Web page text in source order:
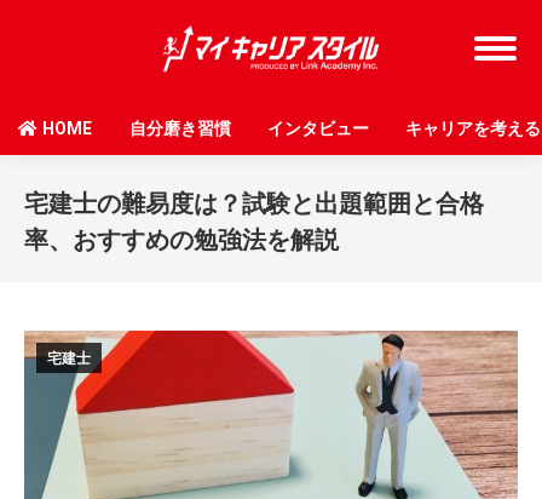
HOME 自分磨き習慣 インタビュー キャリアを考える
宅建士の難易度は？試験と出題範囲と合格
率、おすすめの勉強法を解説
宅建士